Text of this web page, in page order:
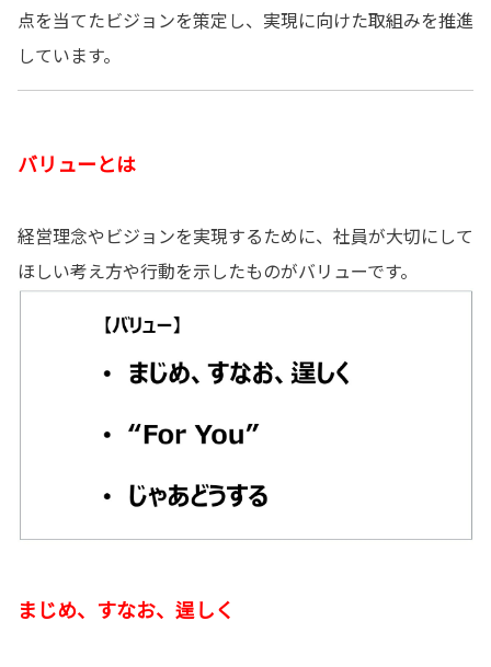
点を当てたビジョンを策定し、実現に向けた取組みを推進
しています。
バリューとは
経営理念やビジョンを実現するために、社員が大切にして
ほしい考え方や行動を示したものがバリューです。
まじめ、すなお、逞しく